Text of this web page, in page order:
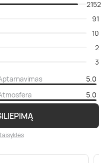
2152
91
10
2
3
5.0
5.0